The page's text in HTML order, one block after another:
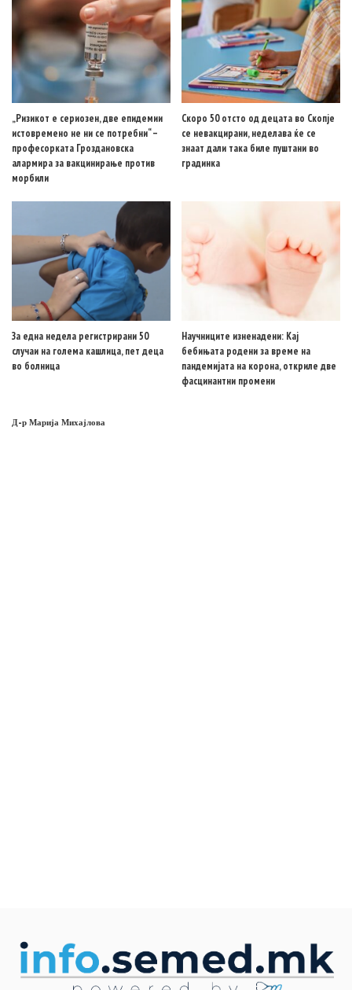
„Ризикот е сериозен, две епидемии
истовремено не ни се потребни“ –
професорката Гроздановска
алармира за вакцинирање против
морбили
Скоро 50 отсто од децата во Скопје
се невакцирани, неделава ќе се
знаат дали така биле пуштани во
градинка
За една недела регистрирани 50
случаи на голема кашлица, пет деца
во болница
Научниците изненадени: Кај
бебињата родени за време на
пандемијата на корона, откриле две
фасцинантни промени
Д-р Марија Михајлова